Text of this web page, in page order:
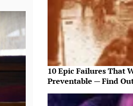
10 Epic Failures That
Preventable — Find